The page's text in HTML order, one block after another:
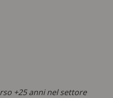
+25 anni nel settore